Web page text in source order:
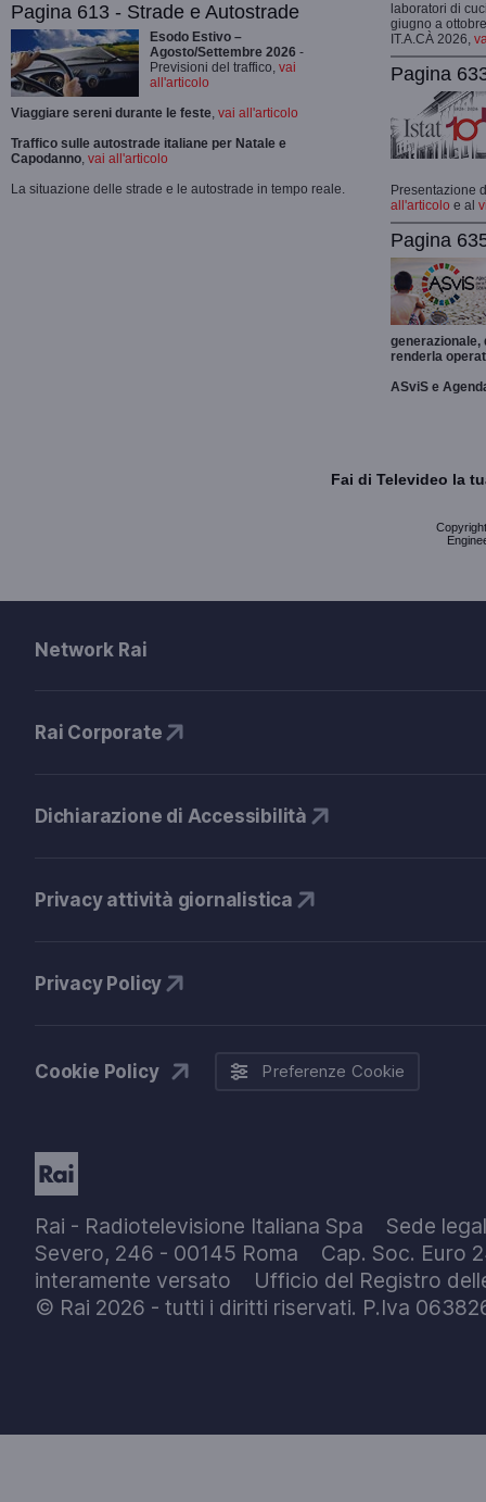
Pagina 613 - Strade e Autostrade
Esodo Estivo –
Agosto/Settembre 2026 -
Previsioni del traffico, vai
all'articolo
Viaggiare sereni durante le feste, vai all'articolo
Traffico sulle autostrade italiane per Natale e
Capodanno, vai all'articolo
La situazione delle strade e le autostrade in tempo reale.
laboratori di
giugno a
IT.A.CÀ 2026,
Pagina
Presentazione
all'articolo e al
Pagina
generazionale,
renderla
ASviS e
Fai di Televideo la